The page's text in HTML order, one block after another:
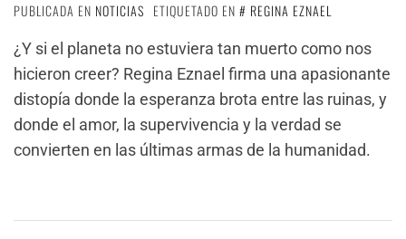
PUBLICADA EN NOTICIAS ETIQUETADO EN
REGINA EZNAEL
¿Y si el planeta no estuviera tan muerto como nos
hicieron creer? Regina Eznael firma una apasionante
distopía donde la esperanza brota entre las ruinas, y
donde el amor, la supervivencia y la verdad se
convierten en las últimas armas de la humanidad.